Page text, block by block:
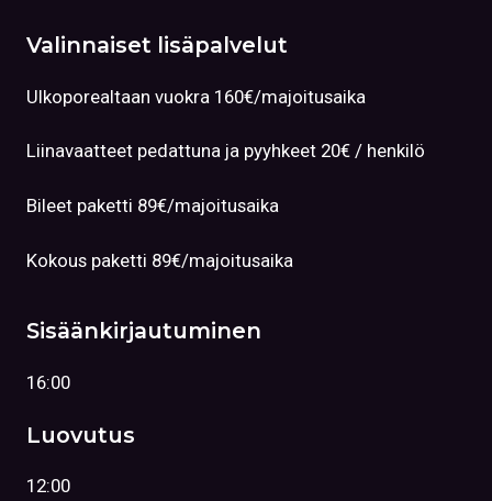
Valinnaiset lisäpalvelut
Ulkoporealtaan vuokra 160€/majoitusaika
Liinavaatteet pedattuna ja pyyhkeet 20€ / henkilö
Bileet paketti 89€/majoitusaika
Kokous paketti 89€/majoitusaika
Sisäänkirjautuminen
16:00
Luovutus
12:00